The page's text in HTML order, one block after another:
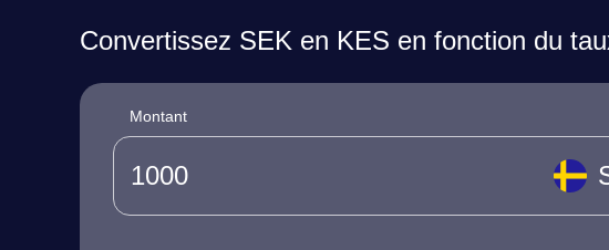
Convertissez SEK en KES en fonction du
Montant